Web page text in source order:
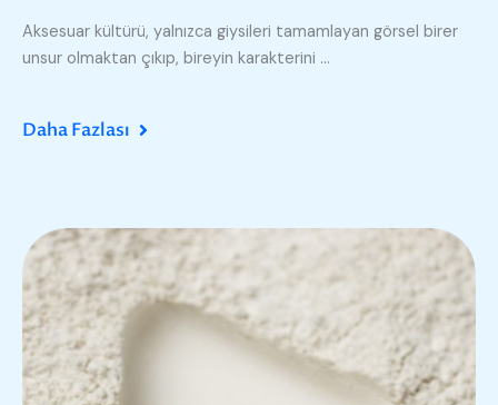
Aksesuar kültürü, yalnızca giysileri tamamlayan görsel birer
unsur olmaktan çıkıp, bireyin karakterini ...
Daha Fazlası